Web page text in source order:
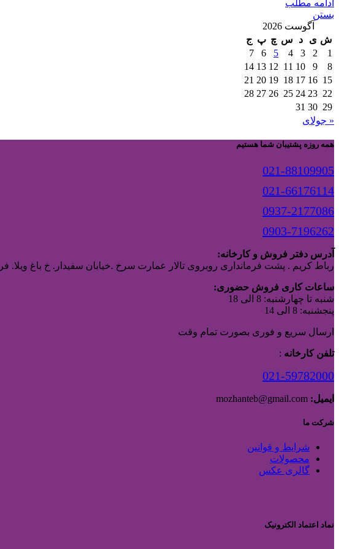
ادامه مطلب
بستن
آگوست 2026
ش ی د س چ پ ج
1
2
3
4
5
6
7
8
9
10
11
12
13
14
15
16
17
18
19
20
21
22
23
24
25
26
27
28
29
30
31
« جولای
همه روزه پشتیبان شما هستیم
021-88109905
021-66176114
0937-2177086
0903-7196262
آدرس دفتر فروش و کارخانه:
رباط کریم . پشت فرمانداری روبروی تالار عمارت سرخ .خیابان سفیدار. خ باغ
ساعات کاری فروش حضوری:
شنبه تا چهارشنبه: 8 الی 18
پنجشنبه: 8 الی 14
ارسال سریع و فوری بصورت تمام وقت
تلفن کارخانه :
021-59782000
ایمیل:
شرکت ما
شرایط و قوانین
محصولات
گالری عکس
نماد اعتماد الکترونیک